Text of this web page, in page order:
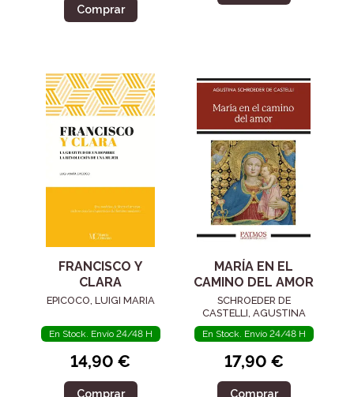
Comprar
FRANCISCO Y
CLARA
EPICOCO, LUIGI MARIA
En Stock. Envío 24/48 H
14,90 €
Comprar
MARÍA EN EL
CAMINO DEL AMOR
SCHROEDER DE
CASTELLI, AGUSTINA
En Stock. Envío 24/48 H
17,90 €
Comprar